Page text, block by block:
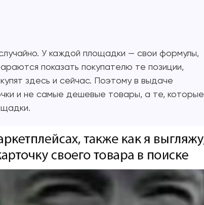
У каждой площадки — свои формулы,
показать покупателю те позиции,
здесь и сейчас. Поэтому в выдаче
и не самые дешевые товары, а те, которые